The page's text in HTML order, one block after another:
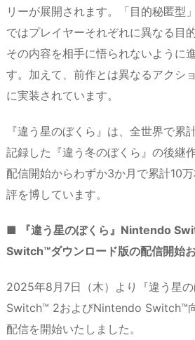
リーが展開されます。「目的秘匿型
ではプレイヤーそれぞれに異なる目
その内容を相手に悟られないように
す。加えて、前作とは異なるアクシ
に実装されています。
『違う星のぼくら』は、全世界で累
記録した『違う冬のぼくら』の後継
配信開始からわずか3か月で累計10
評を博しています。
■ 『違う星のぼくら』Nintendo
Switch™ダウンロード版の配信開始
2025年8月7日（木）より『違う星
Switch™ 2およびNintendo Switch™
配信を開始いたしました。